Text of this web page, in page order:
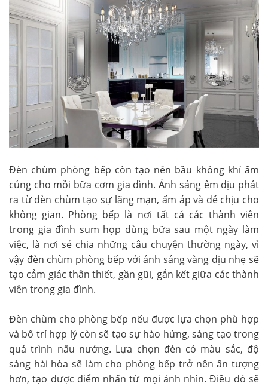
Đèn chùm phòng bếp còn tạo nên bầu không khí ấm
cúng cho mỗi bữa cơm gia đình. Ánh sáng êm dịu phát
ra từ đèn chùm tạo sự lãng mạn, ấm áp và dễ chịu cho
không gian. Phòng bếp là nơi tất cả các thành viên
trong gia đình sum họp dùng bữa sau một ngày làm
việc, là nơi sẻ chia những câu chuyện thường ngày, vì
vậy đèn chùm phòng bếp với ánh sáng vàng dịu nhẹ sẽ
tạo cảm giác thân thiết, gần gũi, gắn kết giữa các thành
viên trong gia đình.
Đèn chùm cho phòng bếp nếu được lựa chọn phù hợp
và bố trí hợp lý còn sẽ tạo sự hào hứng, sáng tạo trong
quá trình nấu nướng. Lựa chọn đèn có màu sắc, độ
sáng hài hòa sẽ làm cho phòng bếp trở nên ấn tượng
hơn, tạo được điểm nhấn từ mọi ánh nhìn. Điều đó sẽ